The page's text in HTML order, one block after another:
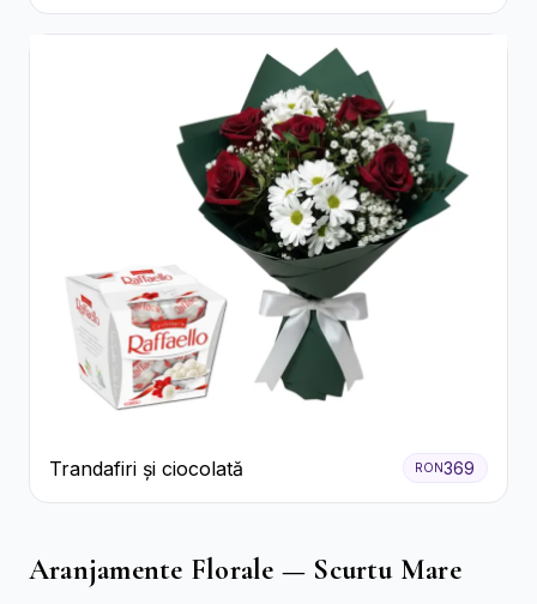
Trandafiri și ciocolată RON369
Aranjamente Florale — Scurtu Mare